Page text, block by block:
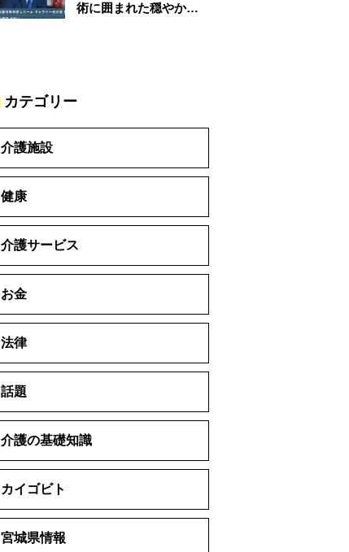
術に囲まれた穏やかで
カテゴリー
介護施設
健康
介護サービス
お金
法律
話題
介護の基礎知識
カイゴビト
宮城県情報